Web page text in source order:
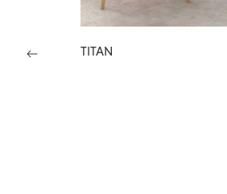
TITAN